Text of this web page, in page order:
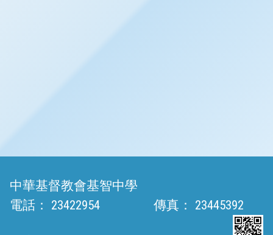
中華基督教會基智中學
電話：
23422954 傳真： 23445392